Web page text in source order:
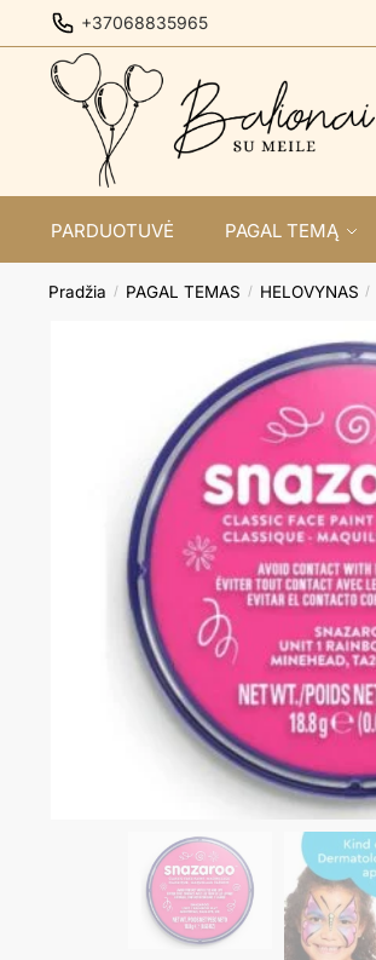
to
navigation
to
content
+37068835965
PARDUOTUVĖ PAGAL TEMĄ
Pradžia / PAGAL TEMAS / HELOVYNAS /